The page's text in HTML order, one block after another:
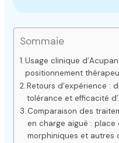
Sommaie
Usage clinique
positionnement
Retours d’expérience :
tolérance et efficacité
Comparaison des
en charge aiguë : place
morphiniques et autres